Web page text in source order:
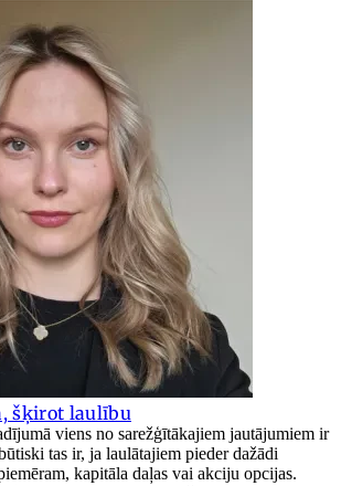
šķirot laulību
viens no sarežģītākajiem jautājumiem ir
tas ir, ja laulātajiem pieder dažādi
kapitāla daļas vai akciju opcijas.